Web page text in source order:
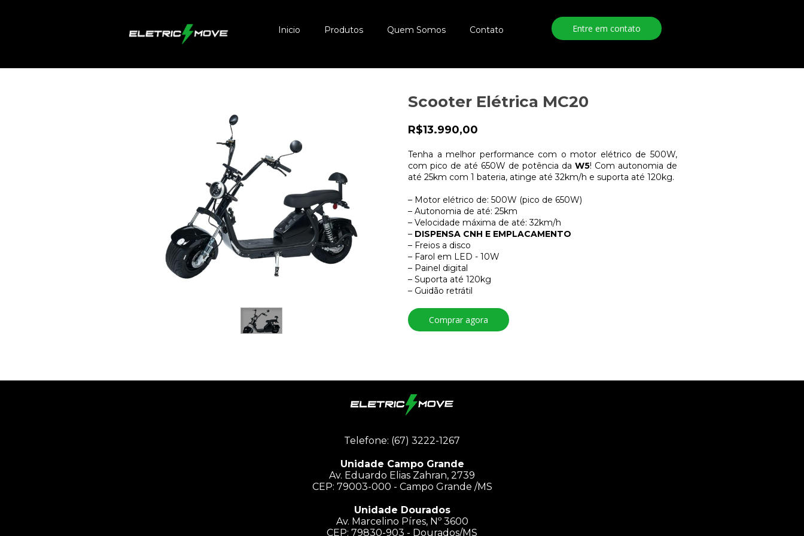
Inicio Produtos Quem Somos Contato Entre em contato
Scooter Elétrica MC20
R$13.990,00
Tenha a melhor performance com o motor elétrico de 500W,
com pico de até 650W de potência da W5! Com autonomia de
até 25km com 1 bateria, atinge até 32km/h e suporta até 120kg.
– Motor elétrico de: 500W (pico de 650W)
– Autonomia de até: 25km
– Velocidade máxima de até: 32km/h
– DISPENSA CNH E EMPLACAMENTO
– Freios a disco
– Farol em LED - 10W
– Painel digital
– Suporta até 120kg
– Guidão retrátil
Comprar agora
Telefone: (67) 3222-1267
Unidade Campo Grande
Av. Eduardo Elias Zahran, 2739
CEP: 79003-000 - Campo Grande /MS
Unidade Dourados
Av. Marcelino Píres, Nº 3600
CEP: 79830-903 - Dourados/MS